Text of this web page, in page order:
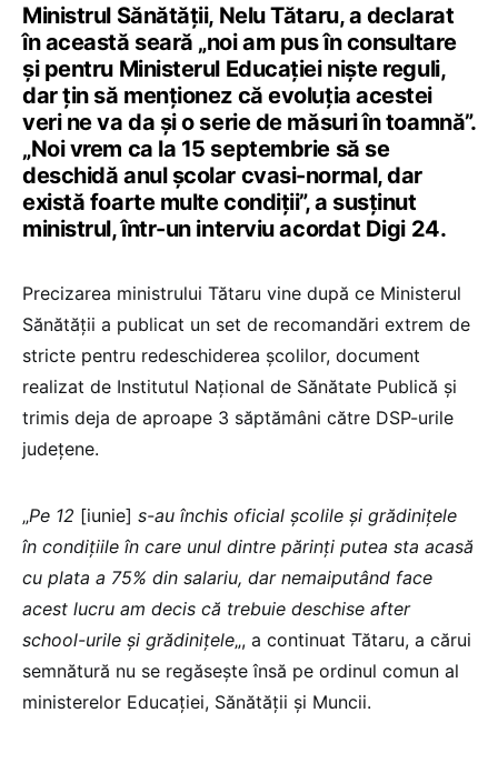
Ministrul Sănătății, Nelu Tătaru, a declarat
în această seară „noi am pus în consultare
și pentru Ministerul Educației niște reguli,
dar țin să menționez că evoluția acestei
veri ne va da și o serie de măsuri în toamnă”.
„Noi vrem ca la 15 septembrie să se
deschidă anul școlar cvasi-normal, dar
există foarte multe condiții”, a susținut
ministrul, într-un interviu acordat Digi 24.
Precizarea ministrului Tătaru vine după ce Ministerul
Sănătății a publicat un set de recomandări extrem de
stricte pentru redeschiderea școlilor, document
realizat de Institutul Național de Sănătate Publică și
trimis deja de aproape 3 săptămâni către DSP-urile
județene.
„Pe 12 [iunie] s-au închis oficial școlile și grădinițele
în condițiile în care unul dintre părinți putea sta acasă
cu plata a 75% din salariu, dar nemaiputând face
acest lucru am decis că trebuie deschise after
school-urile și grădinițele„, a continuat Tătaru, a cărui
semnătură nu se regăsește însă pe ordinul comun al
ministerelor Educației, Sănătății și Muncii.